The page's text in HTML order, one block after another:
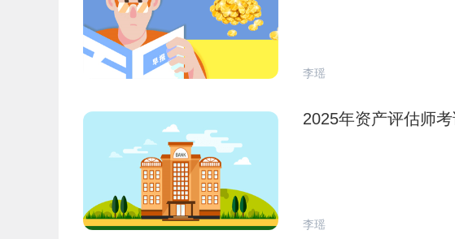
李瑶
2025年资产评估师
李瑶